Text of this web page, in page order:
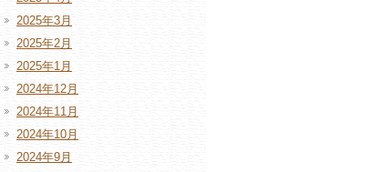
2025年3月
2025年2月
2025年1月
2024年12月
2024年11月
2024年10月
2024年9月